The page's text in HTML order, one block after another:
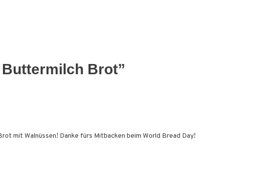
Brot”
mit Walnüssen! Danke fürs Mitbacken beim World Bread Day!